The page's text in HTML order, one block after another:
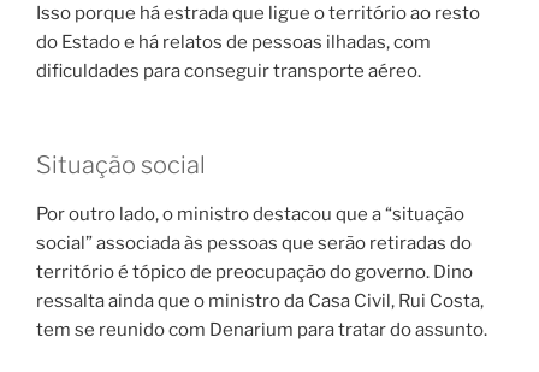
Isso porque há estrada que ligue o território ao resto
do Estado e há relatos de pessoas ilhadas, com
dificuldades para conseguir transporte aéreo.
Situação social
Por outro lado, o ministro destacou que a “situação
social” associada às pessoas que serão retiradas do
território é tópico de preocupação do governo. Dino
ressalta ainda que o ministro da Casa Civil, Rui Costa,
tem se reunido com Denarium para tratar do assunto.